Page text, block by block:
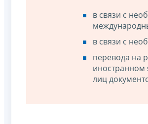
в связи с
в связи с
перевода на
иностранном
лиц